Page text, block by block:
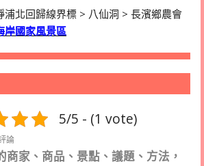
浦北回歸線界標 > 八仙洞 > 長濱鄉農會
岸國家風景區
5/5 - (1 vote)
論
商家、商品、景點、議題、方法，